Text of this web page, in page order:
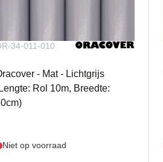
34-011-010
- Mat - Lichtgrijs
Rol 10m, Breedte:
Niet op voorraad